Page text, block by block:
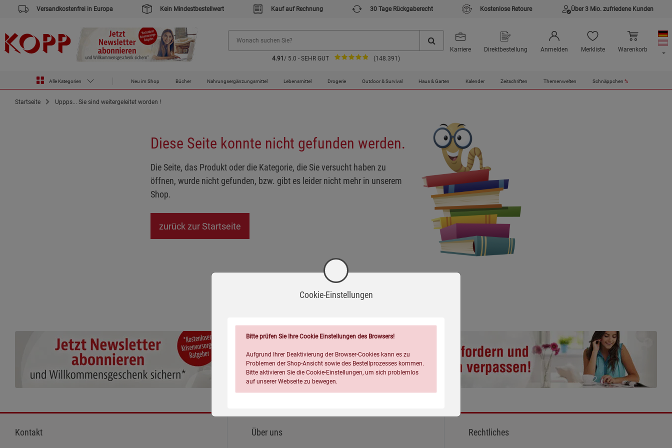
Versandkostenfrei in Europa Kein Mindestbestellwert Kauf auf Rechnung 30 Tage Rückgaberecht Kostenlose Retoure Über 3 Mio. zufriedene Kunden
4.91 / 5.0 - SEHR GUT (148.391)
Karriere Direktbestellung Anmelden Merkliste Warenkorb
Alle Kategorien Neu im Shop Bücher Nahrungsergänzungsmittel Lebensmittel Drogerie Outdoor & Survival Haus & Garten Kalender Zeitschriften Themenwelten Schnäppchen %
Startseite Uppps... Sie sind weitergeleitet worden !
Diese Seite konnte nicht gefunden werden.
Die Seite, das Produkt oder die Kategorie, die Sie versucht haben zu
öffnen, wurde nicht gefunden, bzw. gibt es leider nicht mehr in unserem
Shop.
zurück zur Startseite
Kontakt Über uns Rechtliches
Cookie-Einstellungen
Bitte prüfen Sie Ihre Cookie Einstellungen des Browsers!
Aufgrund Ihrer Deaktivierung der Browser-Cookies kann es zu
Problemen der Shop-Ansicht sowie des Bestellprozesses kommen.
Bitte aktivieren Sie die Cookie-Einstellungen, um sich problemlos
auf unserer Webseite zu bewegen.